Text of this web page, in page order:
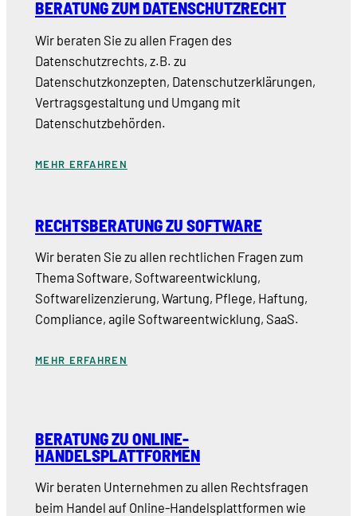
BERATUNG ZUM DATENSCHUTZRECHT
Wir beraten Sie zu allen Fragen des
Datenschutzrechts, z.B. zu
Datenschutzkonzepten, Datenschutzerklärungen,
Vertragsgestaltung und Umgang mit
Datenschutzbehörden.
MEHR ERFAHREN
RECHTSBERATUNG ZU SOFTWARE
Wir beraten Sie zu allen rechtlichen Fragen zum
Thema Software, Softwareentwicklung,
Softwarelizenzierung, Wartung, Pflege, Haftung,
Compliance, agile Softwareentwicklung, SaaS.
MEHR ERFAHREN
BERATUNG ZU ONLINE-
HANDELSPLATTFORMEN
Wir beraten Unternehmen zu allen Rechtsfragen
beim Handel auf Online-Handelsplattformen wie